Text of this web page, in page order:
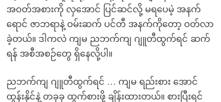
အဝတ်အစားကို လှအောင် ပြင်ဆင်လို့ မရပေမဲ့ အနက်
ရောင် ဇာဘရာနဲ့ ဝမ်းဆက် ပင်တီ အနက်ကိုတော့ ဝတ်လာ
ခဲ့တယ်။ ဒါကလဲ ကျမ ညဘက်ကျ ဂျူတီထွက်ရင် ဆက်
ရန် အစီအစဉ်တွေ ရှိနေလို့ပါ။
ညဘက်ကျ ဂျူတီထွက်ရင် … ကျမ ရည်းစား အောင်
ထွန်းနိုင်နဲ့ တခုခု ထွက်စားဖို့ ချိန်းထားတယ်။ စားပြီးရင်